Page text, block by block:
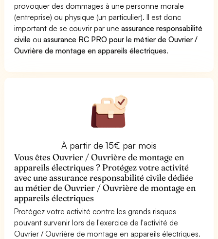
provoquer des dommages à une personne morale
(entreprise) ou physique (un particulier). Il est donc
important de se couvrir par uneassurance responsabilité
civile ouassurance RC PRO pour le métier de Ouvrier /
Ouvrière de montage en appareils électriques.
À partir de 15€ par mois
Vous êtes Ouvrier / Ouvrière de montage en
appareils électriques ? Protégez votre activité
avec une assurance responsabilité civile dédiée
au métier de Ouvrier / Ouvrière de montage en
appareils électriques
Protégez votre activité contre les grands risques
pouvant survenir lors de l'exercice de l'activité de
Ouvrier / Ouvrière de montage en appareils électriques.